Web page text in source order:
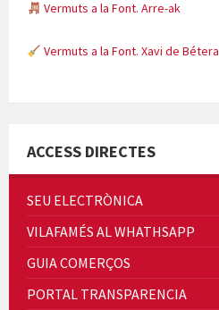
Vermuts a la Font. Arre-ak
Vermuts a la Font. Xavi de Bétera
Quintà Culroja
ACCESS DIRECTES
SEU ELECTRÒNICA
VILAFAMÉS AL WHATHSAPP
GUIA COMERÇOS
PORTAL TRANSPARENCIA